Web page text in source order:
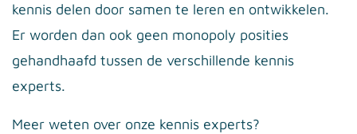
kennis delen door samen te leren en ontwikkelen.
Er worden dan ook geen monopoly posities
gehandhaafd tussen de verschillende kennis
experts.
Meer weten over onze kennis experts?